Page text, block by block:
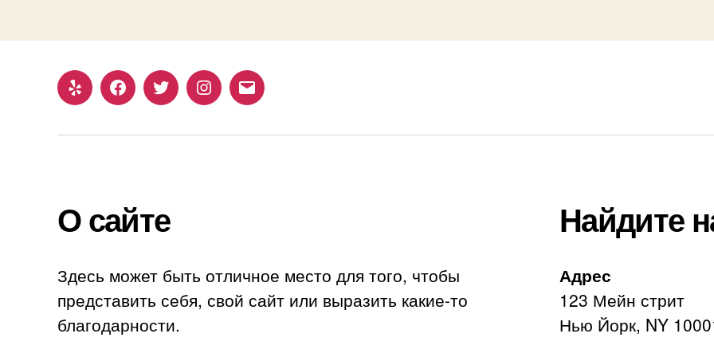
Yelp FacebookTwitterInstagram
Email
О сайте
Здесь может быть отличное место для того, чтобы
представить себя, свой сайт или выразить какие-то
благодарности.
Найдите
Адрес
123 Мейн стрит
Нью Йорк, NY